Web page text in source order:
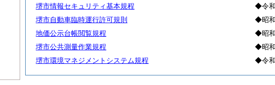
堺市情報セキュリティ基本規程
◆令
堺市自動車臨時運行許可規則
◆昭
地価公示台帳閲覧規程
◆昭
堺市公共測量作業規程
◆昭
堺市環境マネジメントシステム規程
◆令